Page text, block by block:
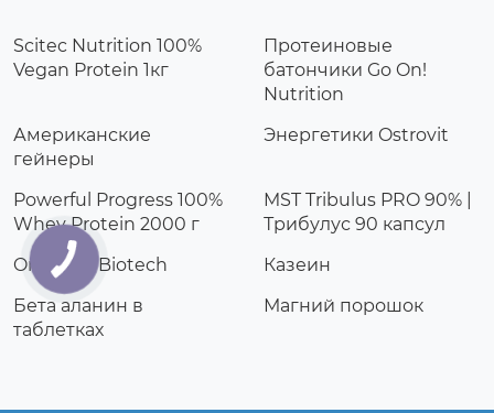
Scitec Nutrition 100%
Vegan Protein 1кг
Протеиновые
батончики Go On!
Nutrition
Американские
гейнеры
Энергетики Ostrovit
Powerful Progress 100%
Whey Protein 2000 г
MST Tribulus PRO 90% |
Трибулус 90 капсул
Omega 3 Biotech
Казеин
Бета аланин в
таблетках
Магний порошок